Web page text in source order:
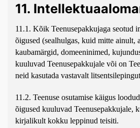
11.
11.1. Kõik Teenusepakkujaga seotud
õigused (sealhulgas, kuid mitte ainult,
kaubamärgid, domeeninimed,
kuuluvad Teenusepakkujale või on
neid kasutada vastavalt
11.2. Teenuse osutamise käigus
õigused kuuluvad Teenusepakkujale,
kirjalikult kokku leppinud teisiti.